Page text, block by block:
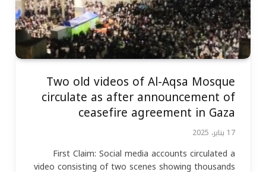
Two old videos of Al-Aqsa Mosque
circulate as after announcement of
ceasefire agreement in Gaza
17 يناير، 2025
First Claim: Social media accounts circulated a
video consisting of two scenes showing thousands